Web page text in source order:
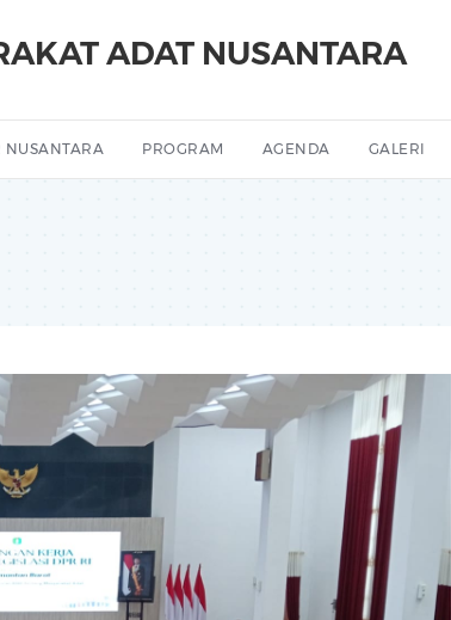
ADAT NUSANTARA
NUSANTARA PROGRAM AGENDA GALERI